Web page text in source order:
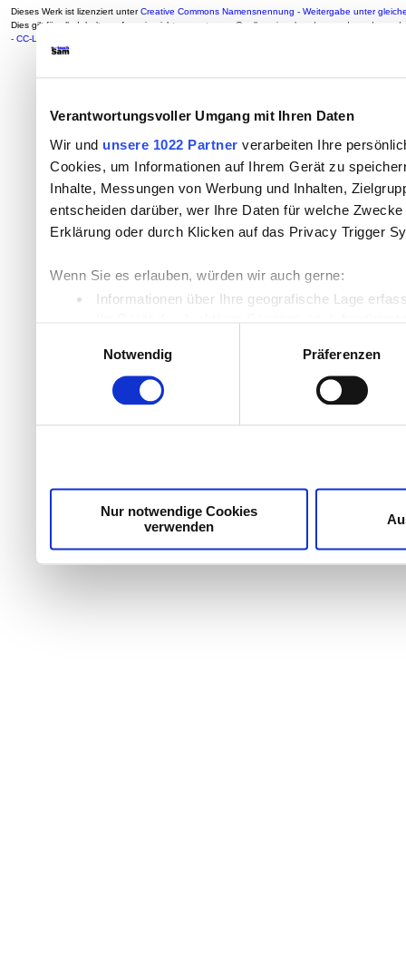
Verantwortungsvoller Umgang mit Ihren Daten
Wir und unsere 1022 Partner verarbeiten Ihre
Cookies, um Informationen auf Ihrem Gerät zu
Inhalte, Messungen von Werbung und Inhalten,
entscheiden darüber, wer Ihre Daten für welche
Erklärung oder durch Klicken auf das Privacy Trigger
Wenn Sie es erlauben, würden wir auch gerne:
Informationen über Ihre geografische Lage
Ihr Gerät durch aktives Scannen nach
Wir verwenden Cookies, um Inhalte und Anzeigen zu
die Zugriffe auf unsere Website zu analysieren.
Dienste gesammelt haben.
Notwendig
Präferenzen
Nur notwendige Cookies
verwenden
Dieses Werk ist lizenziert unterCreative Commons Namensnennung - Weitergabe unter
Dies gilt für alle Inhalte, sofern sie nicht von
externen Quellen eingebunden werden oder
- CC-Lizenz